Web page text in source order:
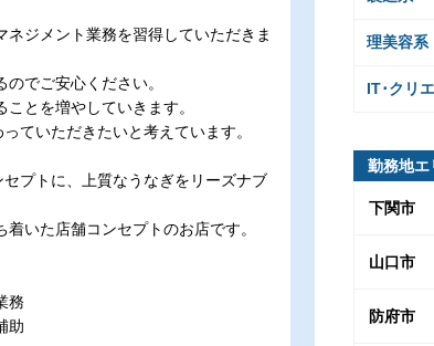
ジメント業務を習得していただきま
でご安心ください。
とを増やしていきます。
ていただきたいと考えています。
プトに、上質なうなぎをリーズナブ
いた店舗コンセプトのお店です。
務
助
理美容系
IT･クリ
勤務地エ
下関市
山口市
防府市